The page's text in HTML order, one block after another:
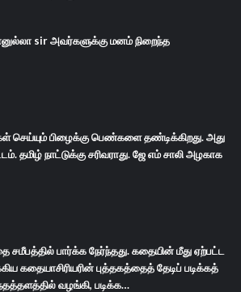
sir அவர்களுக்கு மனம் நிறைந்த
செய்யும் பிழைக்கு பெண்களை தண்டிக்கிறது. அது
தமிழ் நாட்டுக்கு சரிவராது. ஜே எம் சாலி அழகாக
சமீபத்தில் பார்க்க நேர்ந்தது. கதையின் மீது ஏற்பட்ட
கதையாசிரியரின் புத்தகத்தைத் தேடிப் படிக்கத்
வழங்கி, படிக்க…